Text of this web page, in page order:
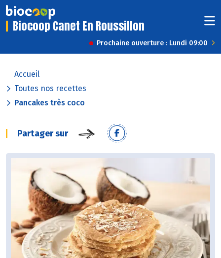
Biocoop Canet En Roussillon
Prochaine ouverture : Lundi 09:00
Accueil
Toutes nos recettes
Pancakes très coco
Partager sur